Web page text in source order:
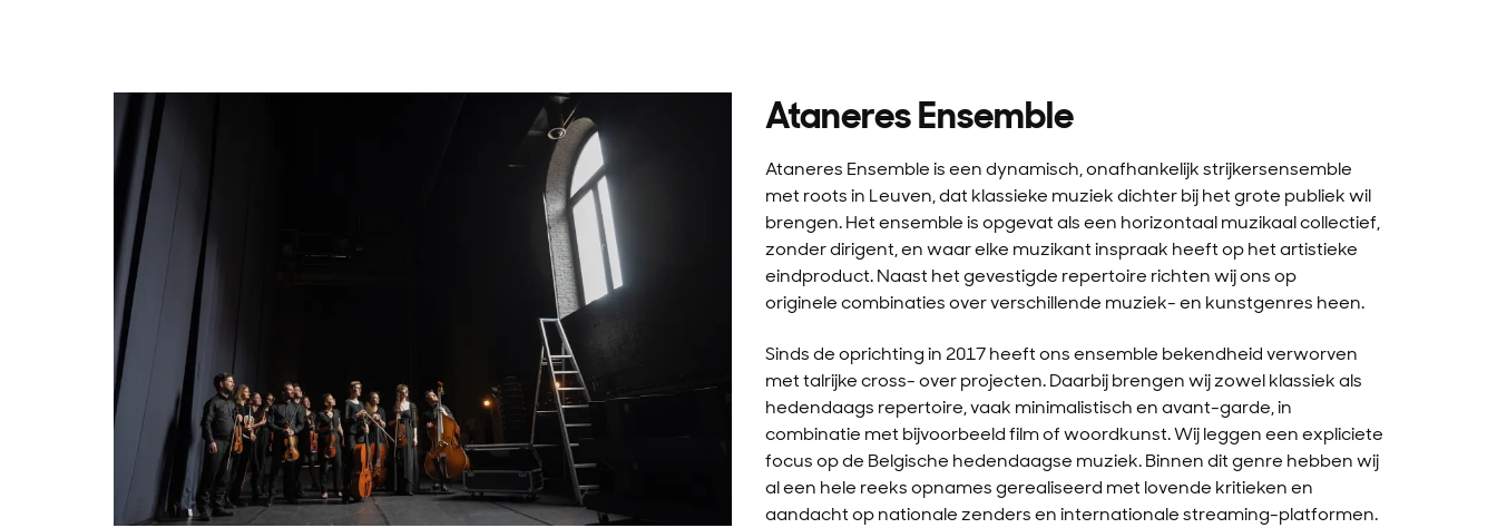
Ataneres Ensemble
Ataneres Ensemble is een dynamisch, onafhankelijk strijkersensemble
met roots in Leuven, dat klassieke muziek dichter bij het grote publiek wil
brengen. Het ensemble is opgevat als een horizontaal muzikaal collectief,
zonder dirigent, en waar elke muzikant inspraak heeft op het artistieke
eindproduct. Naast het gevestigde repertoire richten wij ons op
originele combinaties over verschillende muziek- en kunstgenres heen.
Sinds de oprichting in 2017 heeft ons ensemble bekendheid verworven
met talrijke cross- over projecten. Daarbij brengen wij zowel klassiek als
hedendaags repertoire, vaak minimalistisch en avant-garde, in
combinatie met bijvoorbeeld film of woordkunst. Wij leggen een expliciete
focus op de Belgische hedendaagse muziek. Binnen dit genre hebben wij
al een hele reeks opnames gerealiseerd met lovende kritieken en
aandacht op nationale zenders en internationale streaming-platformen.